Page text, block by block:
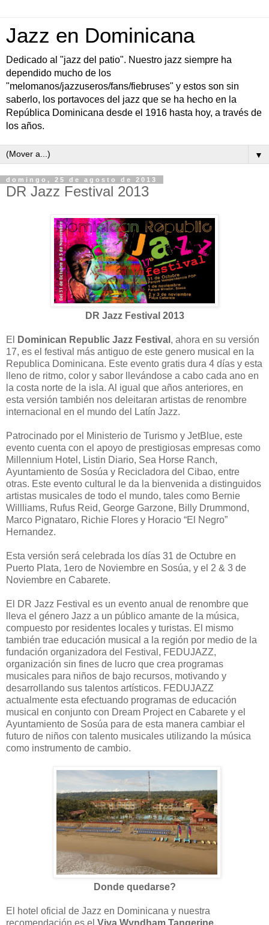
Jazz en Dominicana
Dedicado al "jazz del patio". Nuestro jazz siempre ha
dependido mucho de los
"melomanos/jazzuseros/fans/fiebruses" y estos son sin
saberlo, los portavoces del jazz que se ha hecho en la
República Dominicana desde el 1916 hasta hoy, a través de
los años.
▼
domingo, 25 de agosto de 2013
DR Jazz Festival 2013
DR Jazz Festival 2013
El Dominican Republic Jazz Festival , ahora en su versión
17, es el festival más antiguo de este genero musical en la
Republica Dominicana. Este evento gratis dura 4 días y esta
lleno de ritmo, color y sabor llevándose a cabo cada ano en
la costa norte de la isla. Al igual que años anteriores, en
esta versión también nos deleitaran artistas de renombre
internacional en el mundo del Latín Jazz.
Patrocinado por el Ministerio de Turismo y JetBlue, este
evento cuenta con el apoyo de prestigiosas empresas como
Millennium Hotel, Listin Diario, Sea Horse Ranch,
Ayuntamiento de Sosúa y Recicladora del Cibao, entre
otras. Este evento cultural le da la bienvenida a distinguidos
artistas musicales de todo el mundo, tales como Bernie
Willliams, Rufus Reid, George Garzone, Billy Drummond,
Marco Pignataro, Richie Flores y Horacio “El Negro”
Hernandez.
Esta versión será celebrada los días 31 de Octubre en
Puerto Plata, 1ero de Noviembre en Sosúa, y el 2 & 3 de
Noviembre en Cabarete.
El DR Jazz Festival es un evento anual de renombre que
lleva el género Jazz a un público amante de la música,
compuesto por residentes locales y turistas. El mismo
también trae educación musical a la región por medio de la
fundación organizadora del Festival, FEDUJAZZ,
organización sin fines de lucro que crea programas
musicales para niños de bajo recursos, motivando y
desarrollando sus talentos artísticos. FEDUJAZZ
actualmente esta efectuando programas de educación
musical en conjunto con Dream Project en Cabarete y el
Ayuntamiento de Sosúa para de esta manera cambiar el
futuro de niños con talento musicales utilizando la música
como instrumento de cambio.
Donde quedarse?
El hotel oficial de Jazz en Dominicana y nuestra
recomendación es el Viva Wyndham Tangerine.